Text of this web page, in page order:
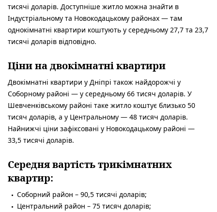
тисячі доларів. Доступніше житло можна знайти в
Індустріальному та Новокодацькому районах — там
однокімнатні квартири коштують у середньому 27,7 та 23,7
тисячі доларів відповідно.
Ціни на двокімнатні квартири
Двокімнатні квартири у Дніпрі також найдорожчі у
Соборному районі — у середньому 66 тисяч доларів. У
Шевченківському районі таке житло коштує близько 50
тисяч доларів, а у Центральному — 48 тисяч доларів.
Найнижчі ціни зафіксовані у Новокодацькому районі —
33,5 тисячі доларів.
Середня вартість трикімнатних
квартир:
Соборний район – 90,5 тисячі доларів;
Центральний район – 75 тисяч доларів;